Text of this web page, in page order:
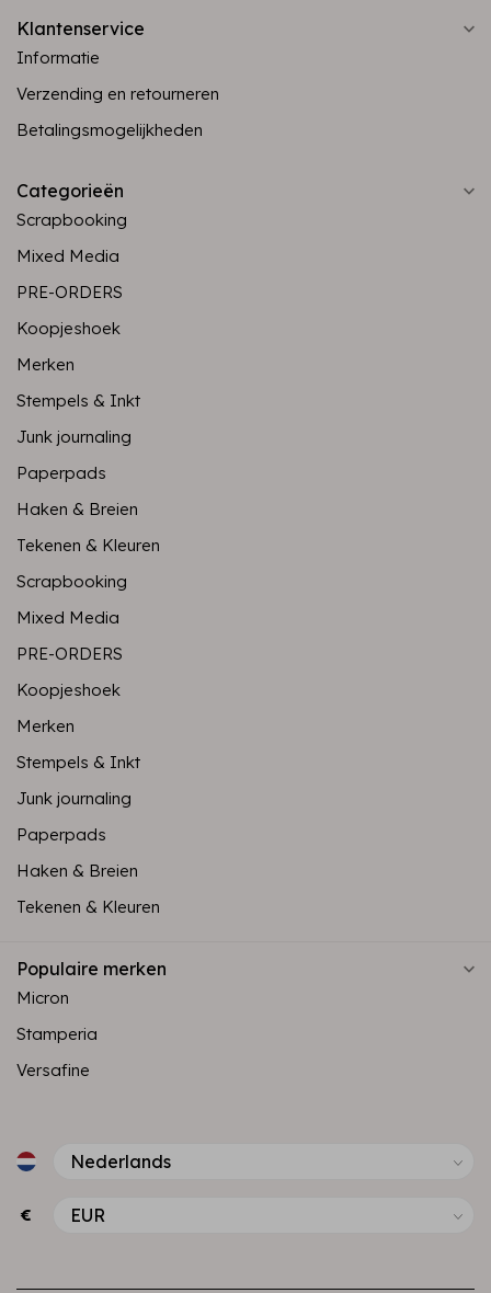
Klantenservice
Informatie
Verzending en retourneren
Betalingsmogelijkheden
Categorieën
Scrapbooking
Mixed Media
PRE-ORDERS
Koopjeshoek
Merken
Stempels & Inkt
Junk journaling
Paperpads
Haken & Breien
Tekenen & Kleuren
Scrapbooking
Mixed Media
PRE-ORDERS
Koopjeshoek
Merken
Stempels & Inkt
Junk journaling
Paperpads
Haken & Breien
Tekenen & Kleuren
Populaire merken
Micron
Stamperia
Versafine
€